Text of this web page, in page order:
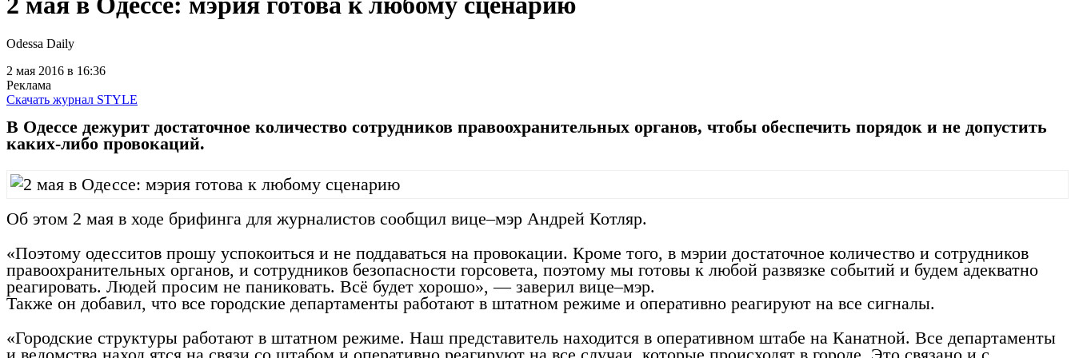
Odessa Daily
2 мая 2016 в 16:36
Реклама
Скачать журнал STYLE
В Одессе дежурит достаточное количество сотрудников правоохранительных органов, чтобы обеспечить порядок и не допустить
каких-либо провокаций.
Об этом 2 мая в ходе брифинга для журналистов сообщил вице–мэр Андрей Котляр.
«Поэтому одесситов прошу успокоиться и не поддаваться на провокации. Кроме того, в мэрии достаточное количество и сотрудников
правоохранительных органов, и сотрудников безопасности горсовета, поэтому мы готовы к любой развязке событий и будем адекватно
реагировать. Людей просим не паниковать. Всё будет хорошо», — заверил вице–мэр.
Также он добавил, что все городские департаменты работают в штатном режиме и оперативно реагируют на все сигналы.
«Городские структуры работают в штатном режиме. Наш представитель находится в оперативном штабе на Канатной. Все департаменты